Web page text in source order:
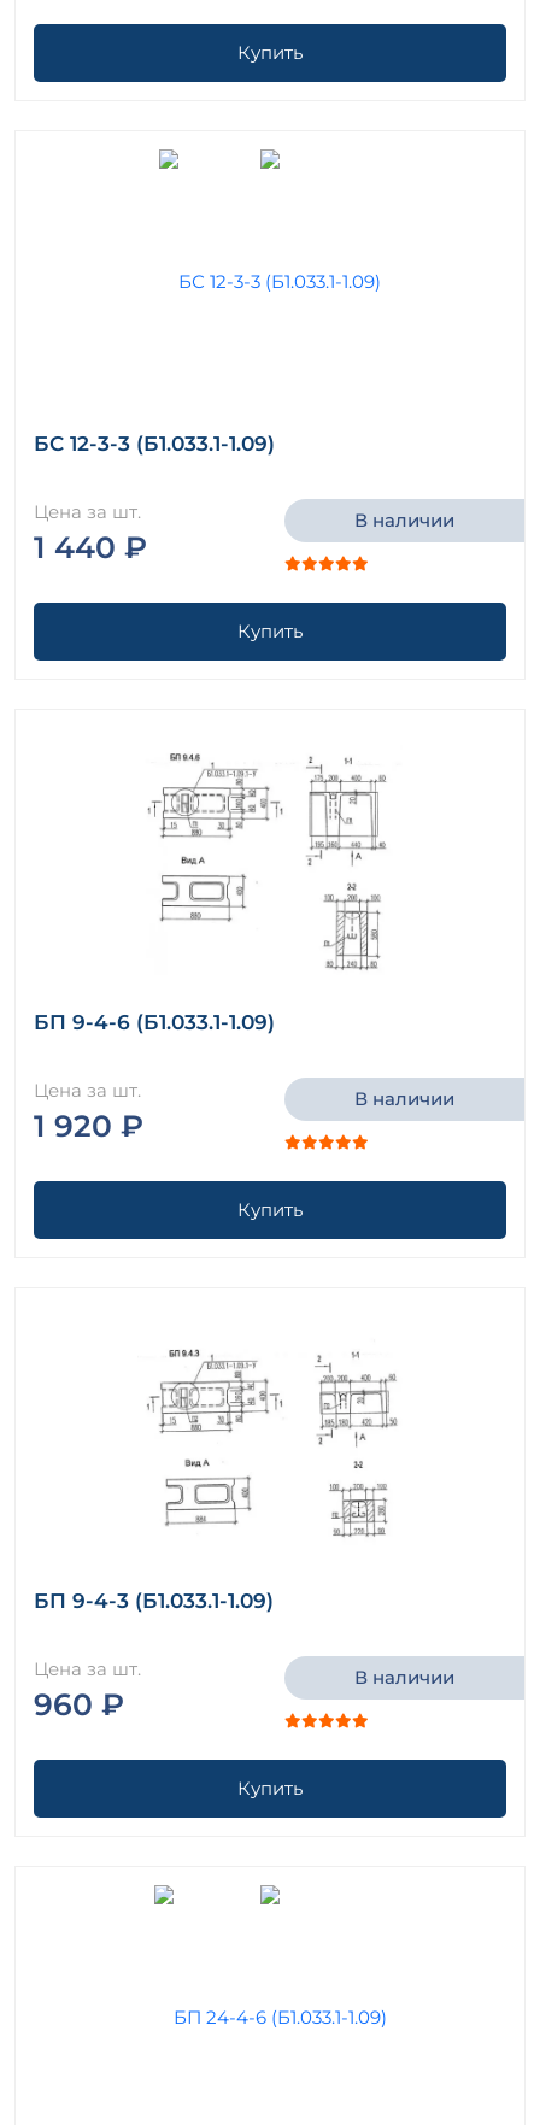
Купить
БС 12-3-3 (Б1.033.1-1.09)
Цена за шт.
1 440 ₽
В наличии
Купить
БП 9-4-6 (Б1.033.1-1.09)
Цена за шт.
1 920 ₽
В наличии
Купить
БП 9-4-3 (Б1.033.1-1.09)
Цена за шт.
960 ₽
В наличии
Купить